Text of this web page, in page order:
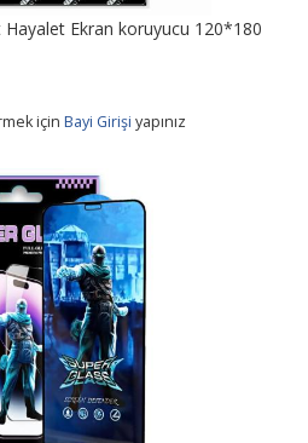
Ekran koruyucu 120*180
için Bayi Girişi yapınız